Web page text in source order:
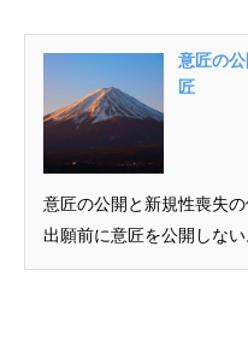
意匠の
匠
意匠の公開と新規性喪失の例外、秘